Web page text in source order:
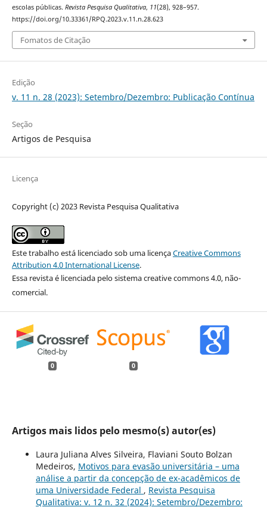
escolas públicas. Revista Pesquisa Qualitativa, 11(28), 928–957.
https://doi.org/10.33361/RPQ.2023.v.11.n.28.623
Fomatos de Citação
Edição
v. 11 n. 28 (2023): Setembro/Dezembro: Publicação Contínua
Seção
Artigos de Pesquisa
Licença
Copyright (c) 2023 Revista Pesquisa Qualitativa
Este trabalho está licenciado sob uma licençaCreative Commons
Attribution 4.0 International License.
Essa revista é licenciada pelo sistema creative commons 4.0, não-
comercial.
0 0
Artigos mais lidos pelo mesmo(s) autor(es)
Laura Juliana Alves Silveira, Flaviani Souto Bolzan
Medeiros, Motivos para evasão universitária – uma
análise a partir da concepção de ex-acadêmicos de
uma Universidade Federal , Revista Pesquisa
Qualitativa: v. 12 n. 32 (2024): Setembro/Dezembro: